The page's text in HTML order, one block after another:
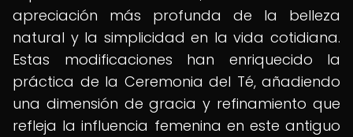
apreciación más profunda de la belleza
natural y la simplicidad en la vida cotidiana.
Estas modificaciones han enriquecido la
práctica de la Ceremonia del Té, añadiendo
una dimensión de gracia y refinamiento que
refleja la influencia femenina en este antiguo